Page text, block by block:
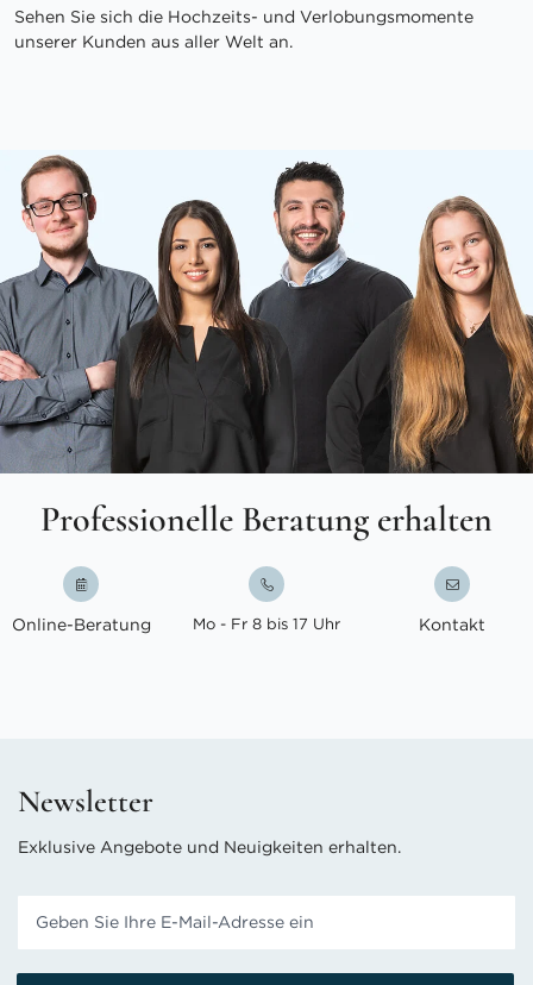
Sehen Sie sich die Hochzeits- und Verlobungsmomente
unserer Kunden aus aller Welt an.
Professionelle Beratung erhalten
Online-Beratung Mo - Fr 8 bis 17 Uhr Kontakt
Newsletter
Exklusive Angebote und Neuigkeiten erhalten.